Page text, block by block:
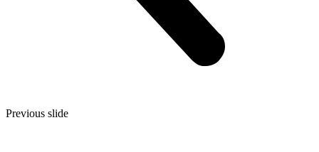
Previous slide